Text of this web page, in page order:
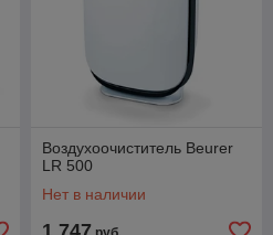
Воздухоочиститель Beurer
LR 500
Нет в наличии